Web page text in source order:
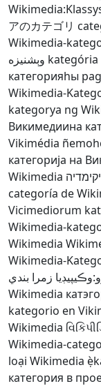
アのカテゴリ
Wikimedia-
وېشنيزه
категорияһы
Wikimedia-
kategorya ng
Викимедиина
Vikimédia
категорија на
Wikimedia
categoría de
Vicimediorum
Wikimedia-
Wikimedia
Wikimedia-
زمرا بندي
Wikimedia
kategorio en
Wikimedia
Wikimedia-
loại Wikimedia
категория в